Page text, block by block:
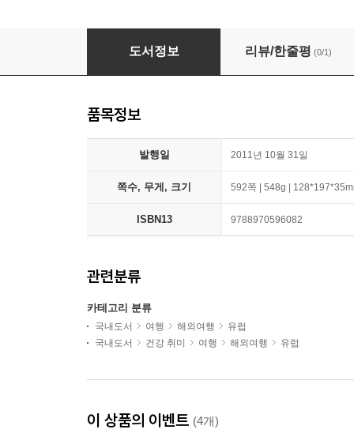
도서정보 리뷰/한줄평 (0/1)
품목정보
발행일 2011년 10월 31일
쪽수, 무게, 크기 592쪽 | 548g |
ISBN13 9788970596082
관련분류
카테고리 분류
국내도서 여행 해외여행
유럽
국내도서
건강 취미 여행 해외여행 유럽
이 상품의 이벤트 (4개)